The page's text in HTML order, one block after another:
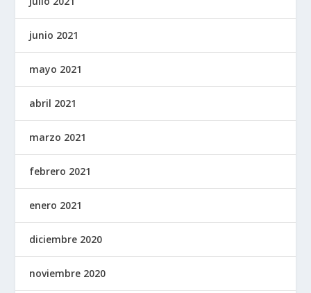
junio 2021
mayo 2021
abril 2021
marzo 2021
febrero 2021
enero 2021
diciembre 2020
noviembre 2020